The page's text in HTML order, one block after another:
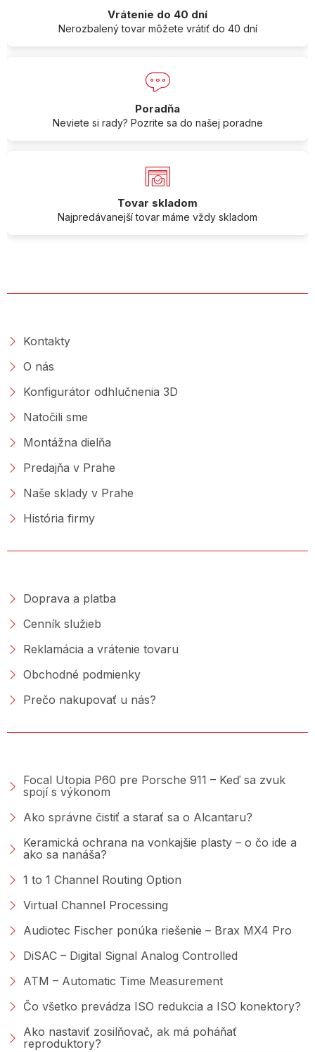
Vrátenie do 40 dní
Nerozbalený tovar môžete vrátiť do 40 dní
Poradňa
Neviete si rady? Pozrite sa do našej poradne
Tovar skladom
Najpredávanejší tovar máme vždy skladom
Kontakty
O nás
Konfigurátor odhlučnenia 3D
Natočili sme
Montážna dielňa
Predajňa v Prahe
Naše sklady v Prahe
História firmy
Doprava a platba
Cenník služieb
Reklamácia a vrátenie tovaru
Obchodné podmienky
Prečo nakupovať u nás?
Focal Utopia P60 pre Porsche 911 – Keď sa zvuk
spojí s výkonom
Ako správne čistiť a starať sa o Alcantaru?
Keramická ochrana na vonkajšie plasty – o čo ide a
ako sa nanáša?
1 to 1 Channel Routing Option
Virtual Channel Processing
Audiotec Fischer ponúka riešenie – Brax MX4 Pro
DiSAC – Digital Signal Analog Controlled
ATM – Automatic Time Measurement
Čo všetko prevádza ISO redukcia a ISO konektory?
Ako nastaviť zosilňovač, ak má poháňať
reproduktory?